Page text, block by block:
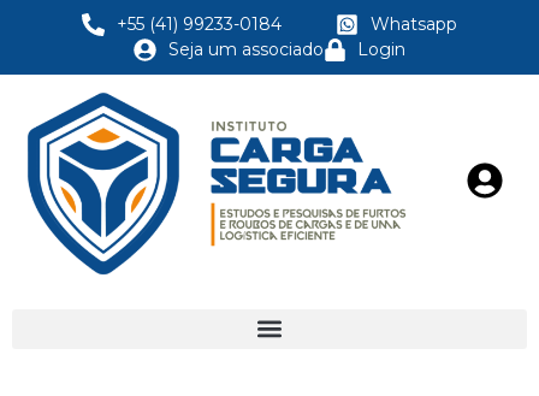
+55 (41) 99233-0184
Whatsapp
Seja um associado
Login